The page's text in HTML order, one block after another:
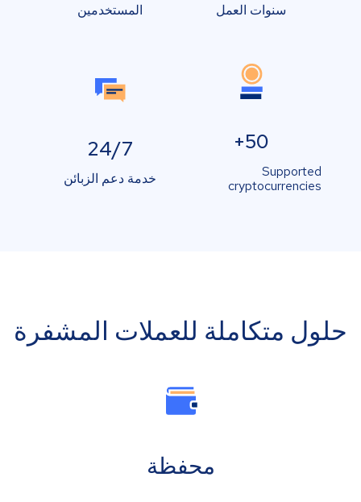
سنوات العمل المستخدمين
50+
Supported
cryptocurrencies
24/7
خدمة دعم الزبائن
حلول متكاملة للعملات المشفرة
محفظة